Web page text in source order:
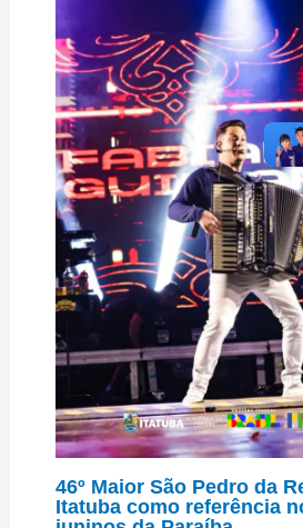
46º Maior São Pedro da
Itatuba como referência